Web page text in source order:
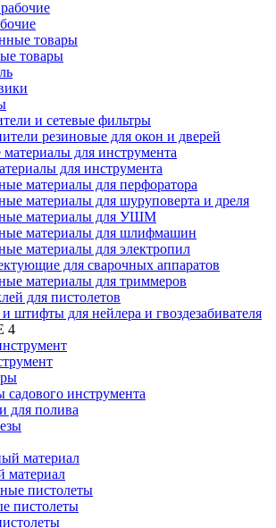
товары
и сетевые фильтры
резиновые для окон и дверей
для инструмента
материалы для перфоратора
материалы для шуруповерта и дреля
материалы для УШМ
материалы для шлифмашин
материалы для электропил
для сварочных аппаратов
материалы для триммеров
для пистолетов
штифты для нейлера и гвоздезабивателя
4
садового инструмента
для полива
материал
пистолеты